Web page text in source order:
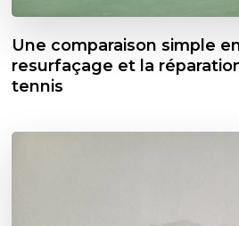
Une comparaison simple
resurfaçage et la
tennis